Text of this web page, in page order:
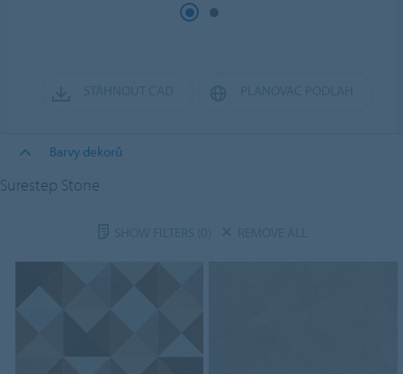
Barvy dekorů
Surestep Stone